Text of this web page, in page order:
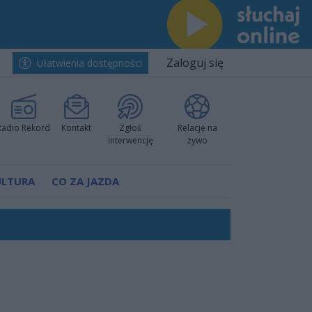
Ułatwienia dostępności Zaloguj się
Rekord Kontakt
Zgłoś
interwencję
Relacje na
żywo
CO ZA JAZDA